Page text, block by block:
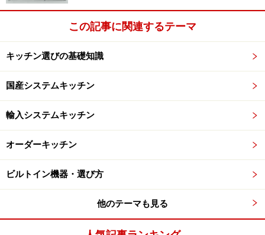
この記事に関連するテーマ
キッチン選びの基礎知識
国産システムキッチン
輸入システムキッチン
オーダーキッチン
ビルトイン機器・選び方
他のテーマも見る